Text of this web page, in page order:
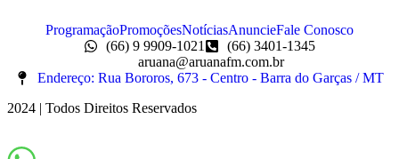
ProgramaçãoPromoçõesNotíciasAnuncieFale Conosco
(66) 9 9909-1021
(66) 3401-1345
aruana@aruanafm.com.br
Endereço: Rua Bororos, 673 - Centro - Barra do Garças / MT
2024 | Todos Direitos Reservados